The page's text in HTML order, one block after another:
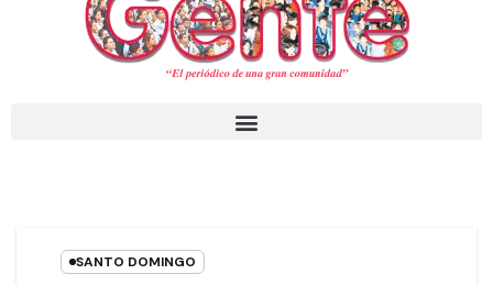
SANTO DOMINGO